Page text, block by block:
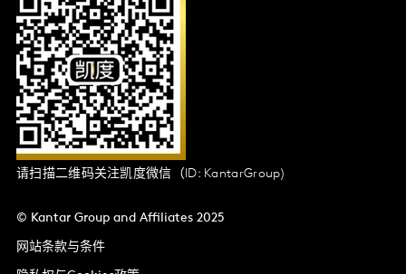
请扫描二维码关注凯度微信（ID: KantarGroup)
© Kantar Group and Affiliates 2025
网站条款与条件